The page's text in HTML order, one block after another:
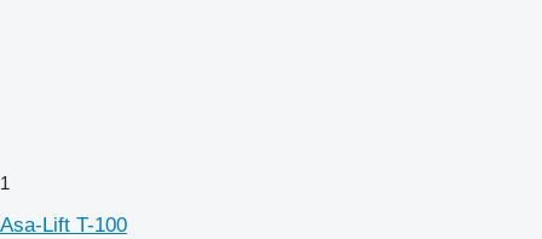
1
Asa-Lift T-100